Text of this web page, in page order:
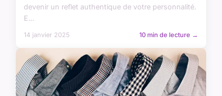
devenir un reflet authentique de votre personnalité.
E...
14 janvier 2025 10 min de lecture →